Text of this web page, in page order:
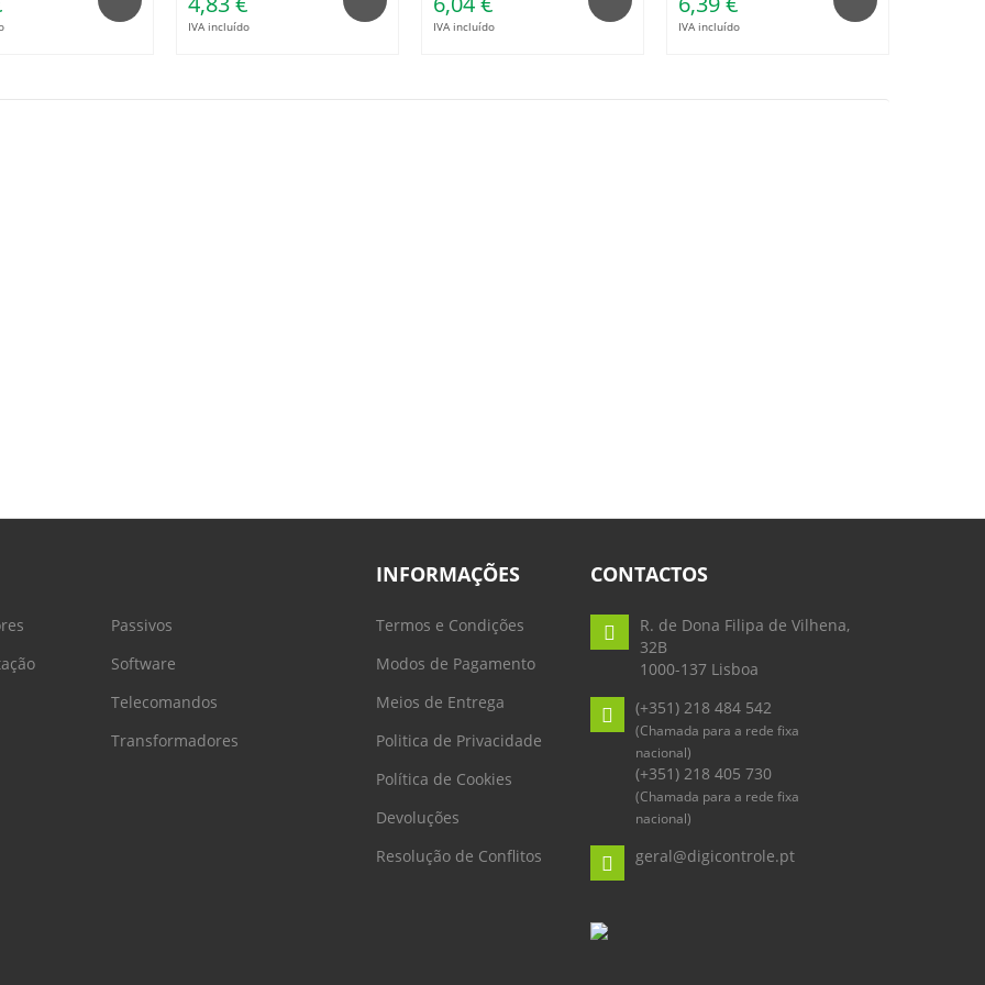
IVA incluído IVA incluído IVA incluído
Passivos
Software
Telecomandos
Transformadores
INFORMAÇÕES
Termos e Condições
Modos de Pagamento
Meios de Entrega
Politica de Privacidade
Política de Cookies
Devoluções
Resolução de Conflitos
CONTACTOS
R. de Dona Filipa de Vilhena,
32B
1000-137 Lisboa
(+351) 218 484 542
(Chamada para a rede fixa
nacional)
(+351) 218 405 730
(Chamada para a rede fixa
nacional)
geral@digicontrole.pt